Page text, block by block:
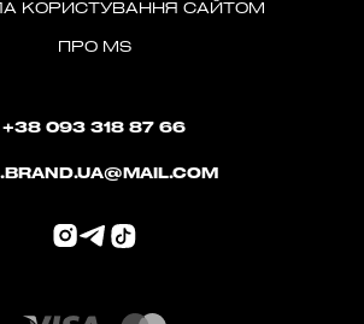
КОРИСТУВАННЯ САЙТОМ
ПРО MS
+38 093 318 87 66